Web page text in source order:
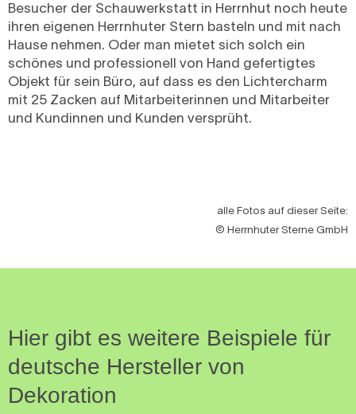
Besucher der Schauwerkstatt in Herrnhut noch heute
ihren eigenen Herrnhuter Stern basteln und mit nach
Hause nehmen. Oder man mietet sich solch ein
schönes und professionell von Hand gefertigtes
Objekt für sein Büro, auf dass es den Lichtercharm
mit 25 Zacken auf Mitarbeiterinnen und Mitarbeiter
und Kundinnen und Kunden versprüht.
alle Fotos auf dieser Seite:
© Herrnhuter Sterne GmbH
Hier gibt es weitere Beispiele für
deutsche Hersteller von
Dekoration